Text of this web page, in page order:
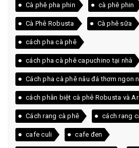
Cà phê pha phin cà phê phin
Cà Phê Robusta Cà phê sữa
cách pha cà phê
cách pha cà phê capuchino tại nhà
Cách pha cà phê nâu đá thơm ngon
cách phân biệt cà phê Robusta và
Cách rang cà phê cách rang
cafe culi cafe đen